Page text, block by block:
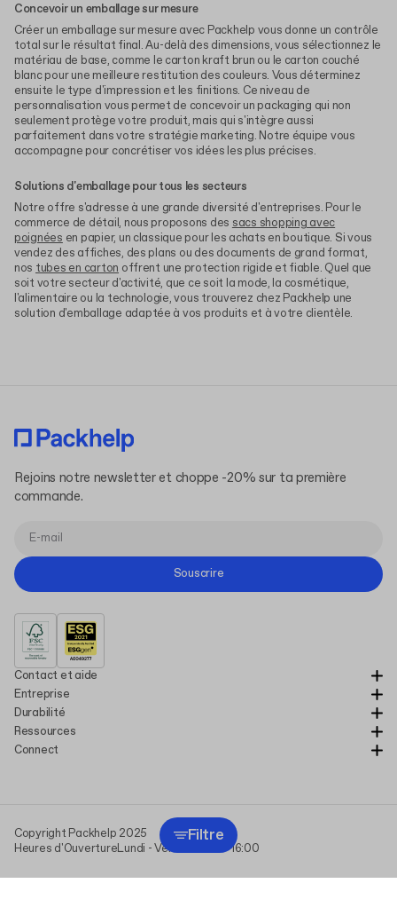
Filtre
Concevoir un emballage sur mesure
Créer un emballage sur mesure avec Packhelp vous donne un contrôle
total sur le résultat final. Au-delà des dimensions, vous sélectionnez le
matériau de base, comme le carton kraft brun ou le carton couché
blanc pour une meilleure restitution des couleurs. Vous déterminez
ensuite le type d'impression et les finitions. Ce niveau de
personnalisation vous permet de concevoir un packaging qui non
seulement protège votre produit, mais qui s'intègre aussi
parfaitement dans votre stratégie marketing. Notre équipe vous
accompagne pour concrétiser vos idées les plus précises.
Solutions d'emballage pour tous les secteurs
Notre offre s'adresse à une grande diversité d'entreprises. Pour le
commerce de détail, nous proposons des sacs shopping avec
poignées en papier, un classique pour les achats en boutique. Si vous
vendez des affiches, des plans ou des documents de grand format,
nos tubes en carton offrent une protection rigide et fiable. Quel que
soit votre secteur d'activité, que ce soit la mode, la cosmétique,
l'alimentaire ou la technologie, vous trouverez chez Packhelp une
solution d'emballage adaptée à vos produits et à votre clientèle.
Contact et aide
Entreprise
Durabilité
Ressources
Connect
Rejoins notre newsletter et choppe -20% sur ta première
commande.
Souscrire
Copyright Packhelp 2025
Heures d'OuvertureLundi - Vendredi 9:00-16:00